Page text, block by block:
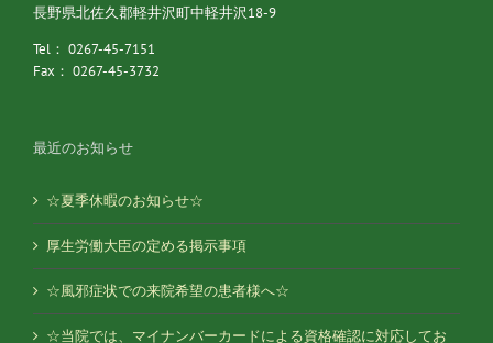
長野県北佐久郡軽井沢町中軽井沢18-9
Tel： 0267-45-7151
Fax： 0267-45-3732
最近のお知らせ
☆夏季休暇のお知らせ☆
厚生労働大臣の定める掲示事項
☆風邪症状での来院希望の患者様へ☆
☆当院では、マイナンバーカードによる資格確認に対応してお